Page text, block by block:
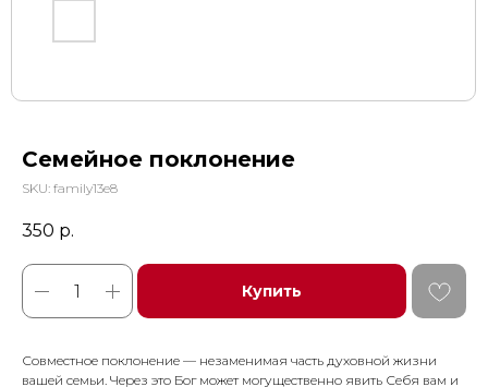
Семейное поклонение
SKU: family13e8
350 р.
Купить
Совместное поклонение — незаменимая часть духовной жизни
вашей семьи. Через это Бог может могущественно явить Себя вам и